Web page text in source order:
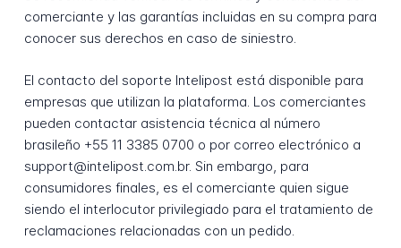
comerciante y las garantías incluidas en su compra para
conocer sus derechos en caso de siniestro.
El contacto del soporte Intelipost está disponible para
empresas que utilizan la plataforma. Los comerciantes
pueden contactar asistencia técnica al número
brasileño +55 11 3385 0700 o por correo electrónico a
support@intelipost.com.br. Sin embargo, para
consumidores finales, es el comerciante quien sigue
siendo el interlocutor privilegiado para el tratamiento de
reclamaciones relacionadas con un pedido.